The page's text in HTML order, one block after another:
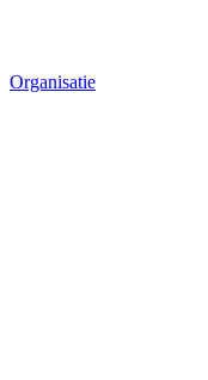
Organisatie